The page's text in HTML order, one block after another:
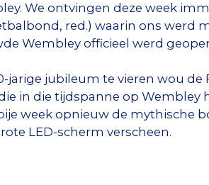
We ontvingen deze week
red.) waarin ons werd
Wembley officieel werd
jubileum te vieren wou de
in die tijdspanne op Wembley
week opnieuw de mythische
LED-scherm verscheen.